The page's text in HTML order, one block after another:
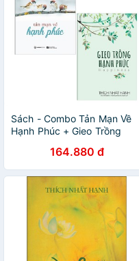
Sách - Combo Tản Mạn Về
Hạnh Phúc + Gieo Trồng
164.880 đ